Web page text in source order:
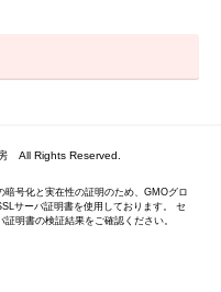
All Rights Reserved.
暗号化と実在性の証明のため、GMOグロ
サーバ証明書を使用しております。 セ
明書の検証結果をご確認ください。